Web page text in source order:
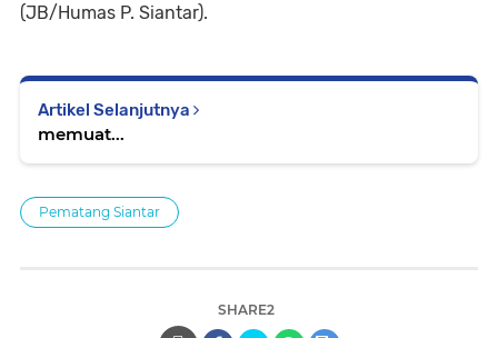
(JB/Humas P. Siantar).
Artikel Selanjutnya
memuat...
Pematang Siantar
SHARE2